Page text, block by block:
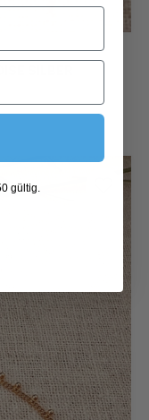
gültig.